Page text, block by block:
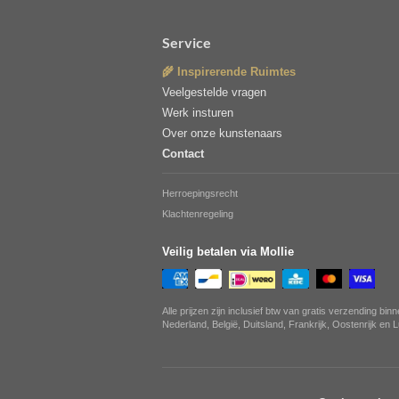
Service
🌾 Inspirerende Ruimtes
Veelgestelde vragen
Werk insturen
Over onze kunstenaars
Contact
Herroepingsrecht
Klachtenregeling
Veilig betalen via Mollie
Alle prijzen zijn inclusief btw van gratis verzending
Nederland, België, Duitsland, Frankrijk, Oostenrijk en